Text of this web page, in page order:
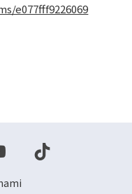
e077fff9226069